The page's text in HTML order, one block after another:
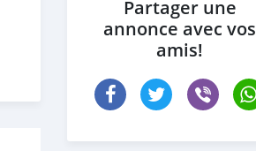
Partager une
annonce avec vos
amis!